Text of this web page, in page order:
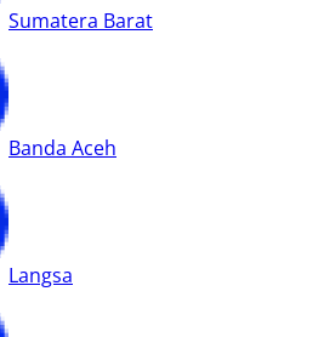
Sumatera Barat
Banda Aceh
Langsa